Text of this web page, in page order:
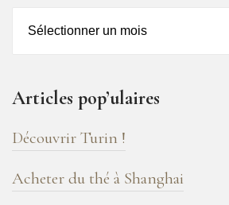
de
blog
!
Articles pop’ulaires
Découvrir Turin !
Acheter du thé à Shanghai